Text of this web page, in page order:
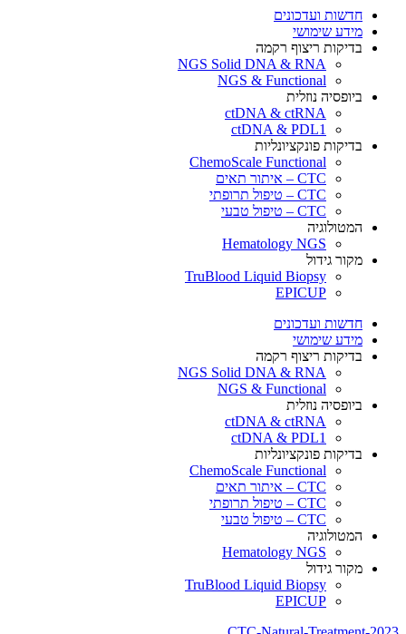
חדשות ועדכונים
מידע שימושי
בדיקות ריצוף רקמה
NGS Solid DNA & RNA
NGS & Functional
ביופסיה נוזלית
ctDNA & ctRNA
ctDNA & PDL1
בדיקות פונקציונליות
ChemoScale Functional
CTC – איתור תאים
CTC – טיפול תרופתי
CTC – טיפול טבעי
המטולוגיה
Hematology NGS
מקור גידול
TruBlood Liquid Biopsy
EPICUP
חדשות ועדכונים
מידע שימושי
בדיקות ריצוף רקמה
NGS Solid DNA & RNA
NGS & Functional
ביופסיה נוזלית
ctDNA & ctRNA
ctDNA & PDL1
בדיקות פונקציונליות
ChemoScale Functional
CTC – איתור תאים
CTC – טיפול תרופתי
CTC – טיפול טבעי
המטולוגיה
Hematology NGS
מקור גידול
TruBlood Liquid Biopsy
EPICUP